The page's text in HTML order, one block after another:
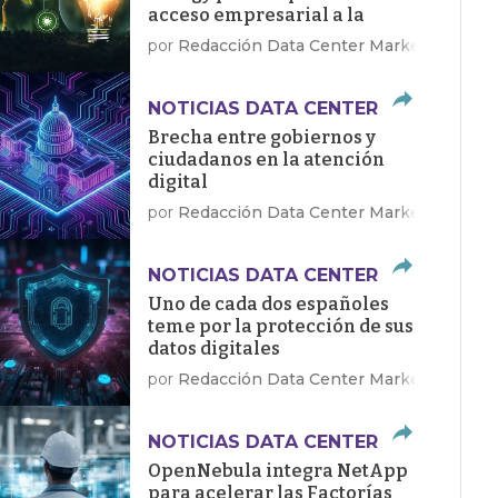
acceso empresarial a la
energía limpia
por Redacción Data Center Market
NOTICIAS DATA CENTER
Brecha entre gobiernos y
ciudadanos en la atención
digital
por Redacción Data Center Market
NOTICIAS DATA CENTER
Uno de cada dos españoles
teme por la protección de sus
datos digitales
por Redacción Data Center Market
NOTICIAS DATA CENTER
OpenNebula integra NetApp
para acelerar las Factorías